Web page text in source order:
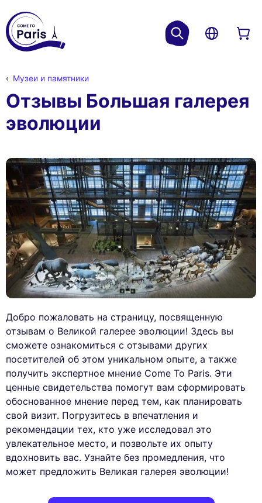
Музеи и памятники
Отзывы Большая галерея
эволюции
Добро пожаловать на страницу, посвященную
отзывам о Великой галерее эволюции! Здесь вы
сможете ознакомиться с отзывами других
посетителей об этом уникальном опыте, а также
получить экспертное мнение Come To Paris. Эти
ценные свидетельства помогут вам сформировать
обоснованное мнение перед тем, как планировать
свой визит. Погрузитесь в впечатления и
рекомендации тех, кто уже исследовал это
увлекательное место, и позвольте их опыту
вдохновить вас. Узнайте без промедления, что
может предложить Великая галерея эволюции!